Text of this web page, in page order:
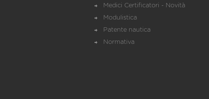
Medici Certificatori - Novità
Modulistica
Patente nautica
Normativa